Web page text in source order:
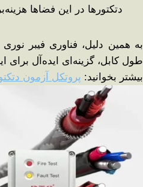
دتکتورها در این فضاها
به همین دلیل، فناوری فیبر
طول کابل، گزینه‌ای ایده‌آل
بیشتر بخوانید: پروتکل آزمون